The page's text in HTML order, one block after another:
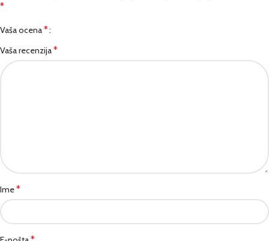
*
Vaša ocena*
Vaša recenzija*
Ime*